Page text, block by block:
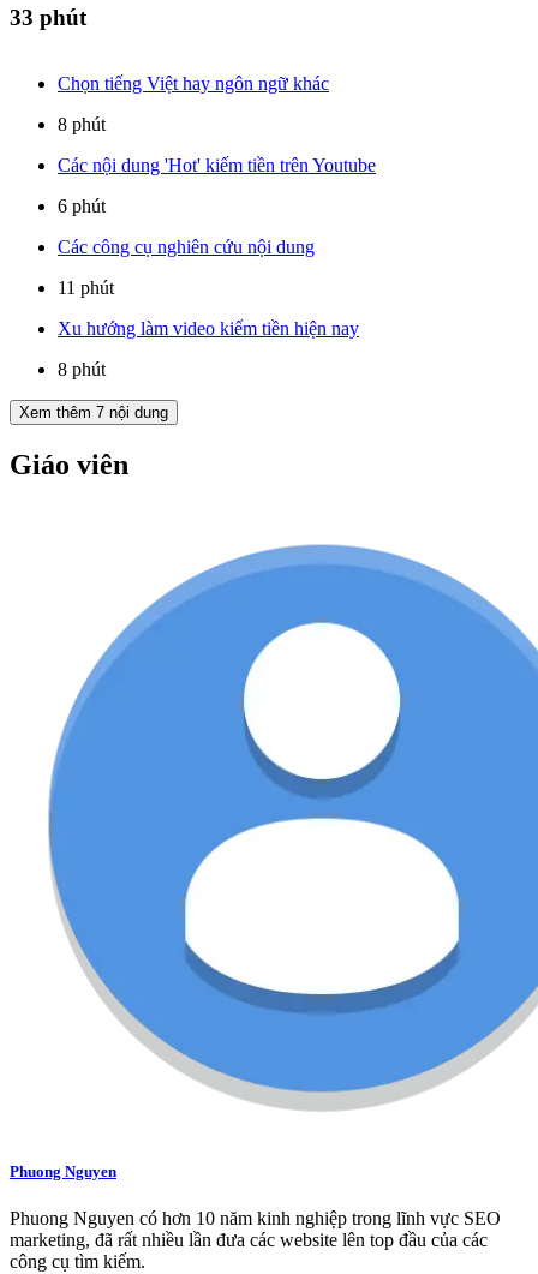
33 phút
Chọn tiếng Việt hay ngôn ngữ khác
8 phút
Các nội dung 'Hot' kiếm tiền trên Youtube
6 phút
Các công cụ nghiên cứu nội dung
11 phút
Xu hướng làm video kiếm tiền hiện nay
8 phút
Xem thêm 7 nội dung
Giáo viên
Phuong Nguyen
Phuong Nguyen có hơn 10 năm kinh nghiệp trong lĩnh vực SEO
marketing, đã rất nhiều lần đưa các website lên top đầu của các
công cụ tìm kiếm.